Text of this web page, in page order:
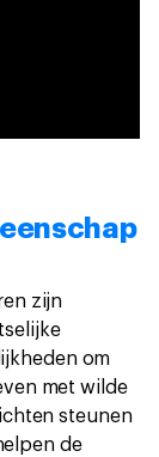
zijn
om
met wilde
steunen
de